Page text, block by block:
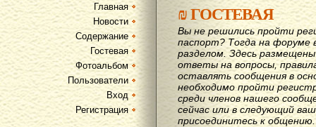
Главная
Новости
Содержание
Гостевая
Фотоальбом
Пользователи
Вход
Регистрация
₪ГОСТЕВАЯ
Вы не решились пройти
паспорт? Тогда на форуме
разделом. Здесь
ответы на вопросы,
оставлять сообщения в
необходимо пройти
среди членов нашего
сейчас или в следующий
присоединитесь к общению.